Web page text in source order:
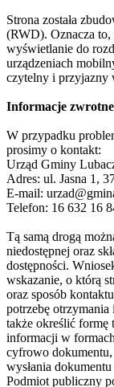
Strona została
(RWD). Oznacza to,
wyświetlanie do
urządzeniach
czytelny i przyjazny
Informacje
W przypadku
prosimy o kontakt:
Urząd Gminy
Adres: ul. Jasna 1,
E-mail:
Telefon: 16 632 16
Tą samą drogą
niedostępnej oraz
dostępności.
wskazanie, o którą
oraz sposób
potrzebę
także określić formę
informacji w
cyfrowo
wysłania
Podmiot publiczny